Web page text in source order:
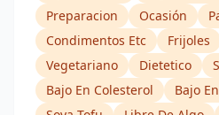
Preparacion
Ocasión
Condimentos Etc
Frijoles
Vegetariano
Dietetico
Bajo En Colesterol
Bajo